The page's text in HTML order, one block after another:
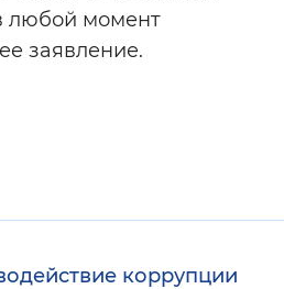
любой момент
заявление.
коррупции